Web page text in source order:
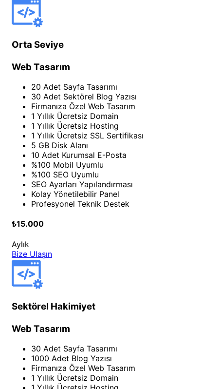
Orta Seviye
Web Tasarım
20 Adet Sayfa Tasarımı
30 Adet Sektörel Blog Yazısı
Firmanıza Özel Web Tasarım
1 Yıllık Ücretsiz Domain
1 Yıllık Ücretsiz Hosting
1 Yıllık Ücretsiz SSL Sertifikası
5 GB Disk Alanı
10 Adet Kurumsal E-Posta
%100 Mobil Uyumlu
%100 SEO Uyumlu
SEO Ayarları Yapılandırması
Kolay Yönetilebilir Panel
Profesyonel Teknik Destek
₺15.000
Aylık
Bize Ulaşın
Sektörel Hakimiyet
Web Tasarım
30 Adet Sayfa Tasarımı
1000 Adet Blog Yazısı
Firmanıza Özel Web Tasarım
1 Yıllık Ücretsiz Domain